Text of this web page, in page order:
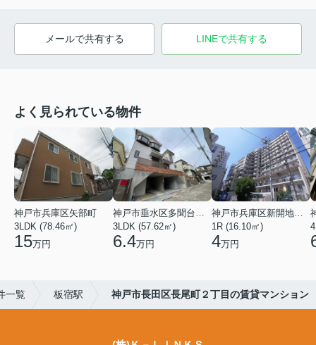
メールで共有する LINEで共有する
よく見られている物件
神戸市兵庫区矢部町
3LDK (78.46㎡)
15万円
神戸市垂水区多聞台２丁目
3LDK (57.62㎡)
6.4万円
神戸市兵庫区新開地１丁目
1R (16.10㎡)
4万円
一覧 板宿駅 神戸市長田区長尾町２丁目の賃貸マンション